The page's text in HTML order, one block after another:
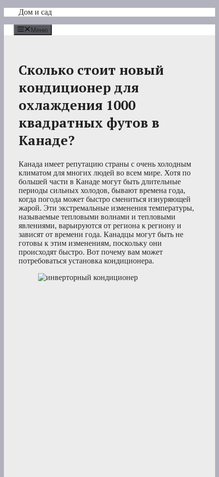
Перейти
содержимому
Дом и сад
Меню
Сколько стоит новый
кондиционер для
охлаждения 1000
квадратных футов в
Канаде?
Канада имеет репутацию страны с очень холодным
климатом для многих людей во всем мире. Хотя по
большей части в Канаде могут быть длительные
периоды сильных холодов, бывают времена года,
когда погода может быстро смениться изнуряющей
жарой. Эти экстремальные изменения температуры,
называемые тепловыми волнами и тепловыми
явлениями, варьируются от региона к региону и
зависят от времени года. Канадцы могут быть не
готовы к этим изменениям, поскольку они
происходят быстро. Вот почему вам может
потребоваться установка кондиционера.